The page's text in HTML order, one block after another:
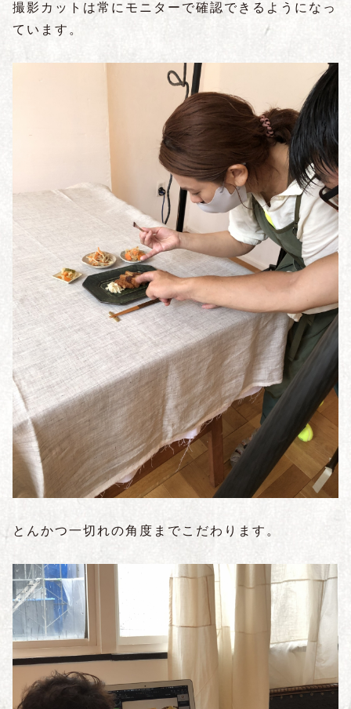
撮影カットは常にモニターで確認できるようになっ
ています。
とんかつ一切れの角度までこだわります。